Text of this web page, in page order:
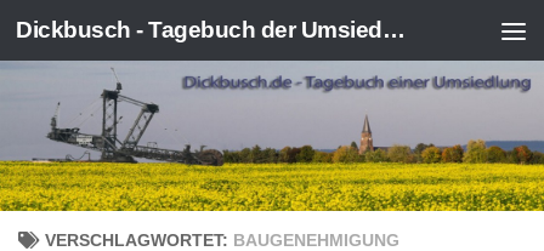
Zum Inhalt springen Dickbusch - Tagebuch der Umsiedlung von Kerpen-Manheim
VERSCHLAGWORTET: BAUGENEHMIGUNG